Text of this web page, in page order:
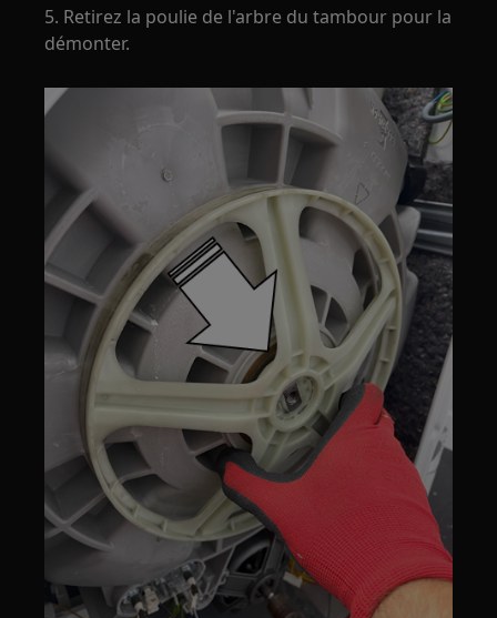
5. Retirez la poulie de l'arbre du tambour pour la
démonter.